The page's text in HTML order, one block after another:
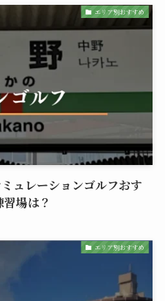
エリア別おすすめ
ュレーションゴルフおす
場は？
エリア別おすすめ